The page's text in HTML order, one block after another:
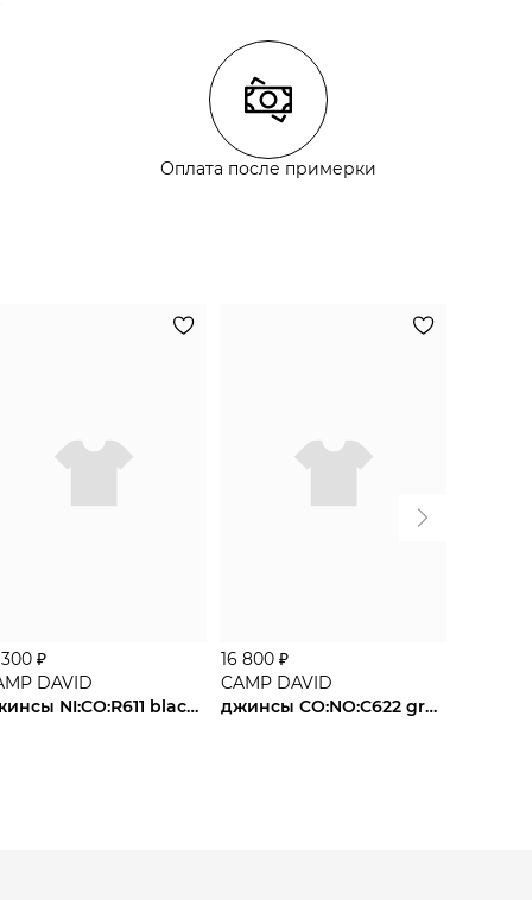
Оплата после примерки
300 ₽
DAVID
джинсы NI:CO:R611 black used jogg
16 800 ₽
CAMP DAVID
джинсы CO:NO:C622 grey blue used jogg